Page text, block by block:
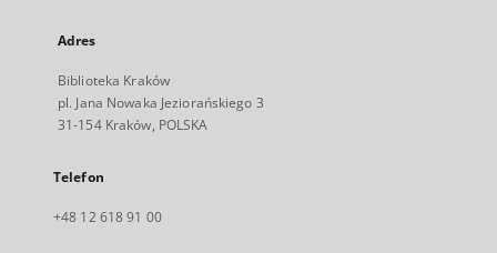
Adres
Biblioteka Kraków
pl. Jana Nowaka Jeziorańskiego 3
31-154 Kraków, POLSKA
Telefon
+48 12 618 91 00